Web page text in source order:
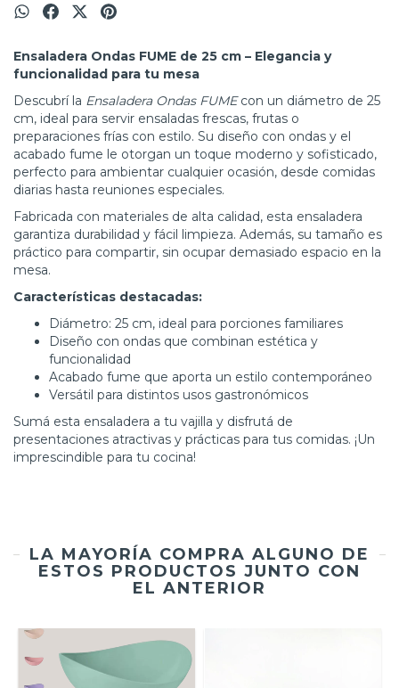
Ensaladera Ondas FUME de 25 cm – Elegancia y
funcionalidad para tu mesa
Descubrí la Ensaladera Ondas FUMEcon un diámetro de 25
cm, ideal para servir ensaladas frescas, frutas o
preparaciones frías con estilo. Su diseño con ondas y el
acabado fume le otorgan un toque moderno y sofisticado,
perfecto para ambientar cualquier ocasión, desde comidas
diarias hasta reuniones especiales.
Fabricada con materiales de alta calidad, esta ensaladera
garantiza durabilidad y fácil limpieza. Además, su tamaño es
práctico para compartir, sin ocupar demasiado espacio en la
mesa.
Características destacadas:
Diámetro: 25 cm, ideal para porciones familiares
Diseño con ondas que combinan estética y
funcionalidad
Acabado fume que aporta un estilo contemporáneo
Versátil para distintos usos gastronómicos
Sumá esta ensaladera a tu vajilla y disfrutá de
presentaciones atractivas y prácticas para tus comidas. ¡Un
imprescindible para tu cocina!
LA MAYORÍA COMPRA ALGUNO DE
ESTOS PRODUCTOS JUNTO CON
EL ANTERIOR